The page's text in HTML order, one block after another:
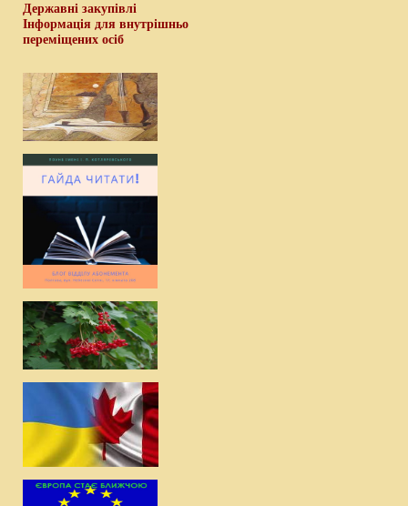
Державні закупівлі
Інформація для внутрішньо
переміщених осіб